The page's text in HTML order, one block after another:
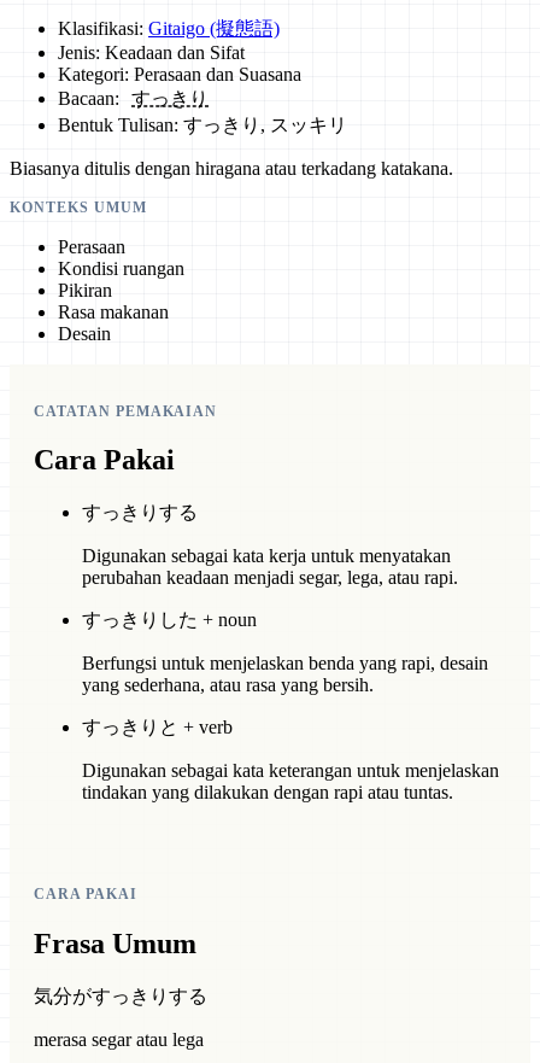
Klasifikasi: Gitaigo (擬態語)
Jenis: Keadaan dan Sifat
Kategori: Perasaan dan Suasana
Bacaan:
すっきり
Bentuk Tulisan: すっきり, スッキリ
Biasanya ditulis dengan hiragana atau terkadang katakana.
KONTEKS UMUM
Perasaan
Kondisi ruangan
Pikiran
Rasa makanan
Desain
CATATAN PEMAKAIAN
Cara Pakai
すっきりする
Digunakan sebagai kata kerja untuk menyatakan
perubahan keadaan menjadi segar, lega, atau rapi.
すっきりした + noun
Berfungsi untuk menjelaskan benda yang rapi, desain
yang sederhana, atau rasa yang bersih.
すっきりと + verb
Digunakan sebagai kata keterangan untuk menjelaskan
tindakan yang dilakukan dengan rapi atau tuntas.
CARA PAKAI
Frasa Umum
気分がすっきりする
merasa segar atau lega